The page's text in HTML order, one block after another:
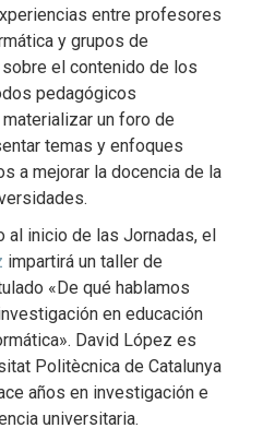
entre profesores
y grupos de
el contenido de los
pedagógicos
un foro de
temas y enfoques
a mejorar la docencia de la
al inicio de las Jornadas, el
impartirá un taller de
«De qué hablamos
en educación
David López es
Politècnica de Catalunya
años en investigación e
universitaria.